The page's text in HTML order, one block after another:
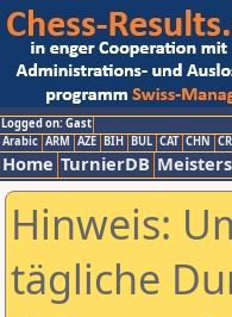
Logged on: Gast
Arabic ARM AZE BIH BUL CAT CHN
Home TurnierDB
Hinweis:
tägliche